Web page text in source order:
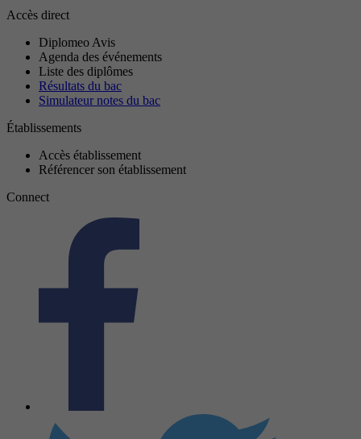
Accès direct
Diplomeo Avis
Agenda des événements
Liste des diplômes
Résultats du bac
Simulateur notes du bac
Établissements
Accès établissement
Référencer son établissement
Connect